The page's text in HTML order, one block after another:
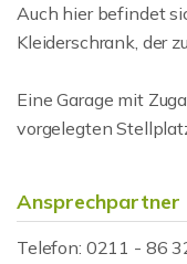
Auch hier befindet
Kleiderschrank, der
Eine Garage mit
vorgelegten
Ansprechpartner
Telefon: 0211 - 86